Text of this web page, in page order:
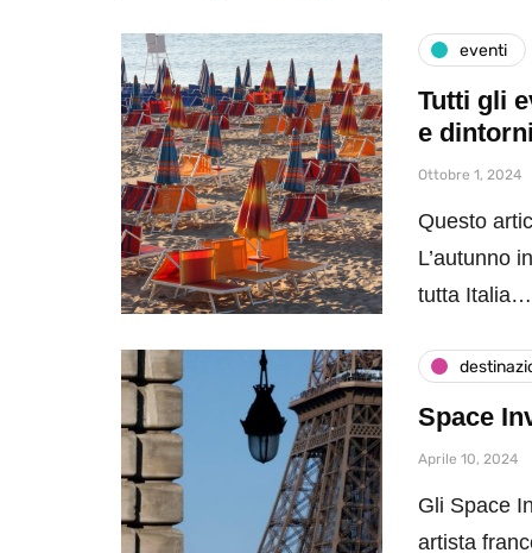
eventi
Tutti gli
e dintorni
Ottobre 1, 2024
Questo
L’autunno
tutta Italia…
Space
Aprile 10, 2024
Gli Space
artista